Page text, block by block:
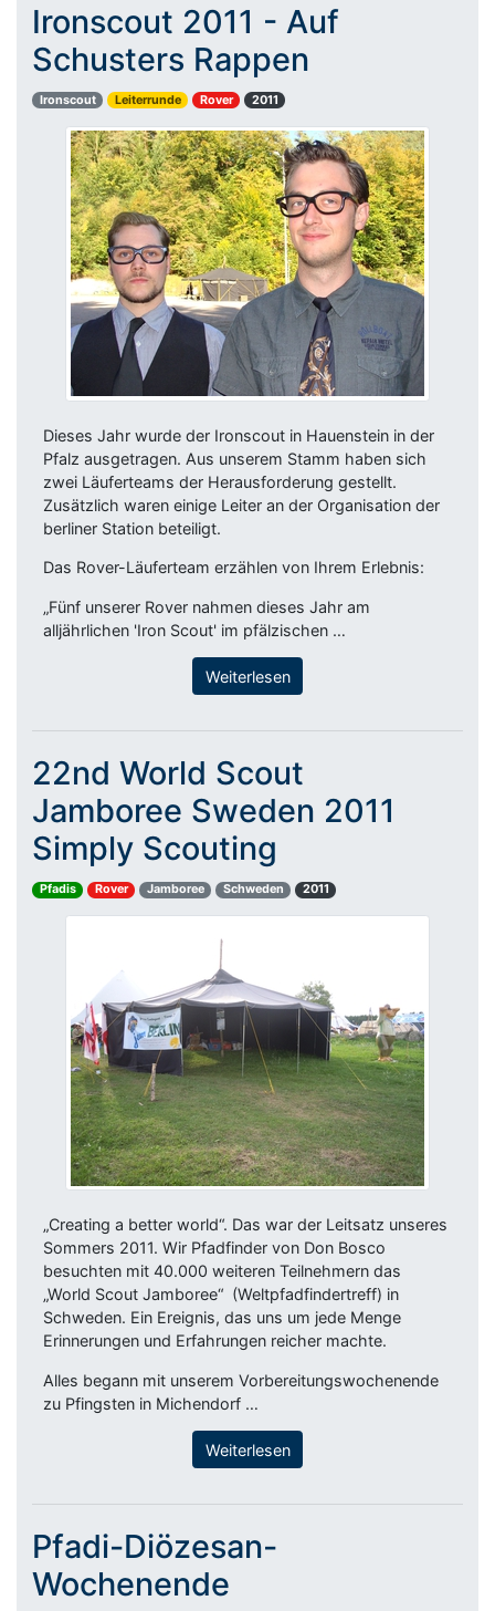
Ironscout 2011 - Auf
Schusters Rappen
Ironscout Leiterrunde Rover 2011
Dieses Jahr wurde der Ironscout in Hauenstein in der
Pfalz ausgetragen. Aus unserem Stamm haben sich
zwei Läuferteams der Herausforderung gestellt.
Zusätzlich waren einige Leiter an der Organisation der
berliner Station beteiligt.
Das Rover-Läuferteam erzählen von Ihrem Erlebnis:
„Fünf unserer Rover nahmen dieses Jahr am
alljährlichen 'Iron Scout' im pfälzischen …
Weiterlesen
22nd World Scout
Jamboree Sweden 2011
Simply Scouting
Pfadis Rover Jamboree Schweden 2011
„Creating a better world“. Das war der Leitsatz unseres
Sommers 2011. Wir Pfadfinder von Don Bosco
besuchten mit 40.000 weiteren Teilnehmern das
„World Scout Jamboree“ (Weltpfadfindertreff) in
Schweden. Ein Ereignis, das uns um jede Menge
Erinnerungen und Erfahrungen reicher machte.
Alles begann mit unserem Vorbereitungswochenende
zu Pfingsten in Michendorf …
Weiterlesen
Pfadi-Diözesan-
Wochenende